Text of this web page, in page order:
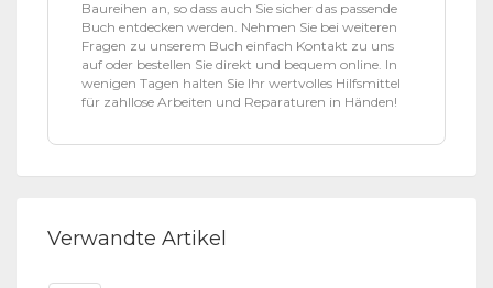
Baureihen an, so dass auch Sie sicher das passende
Buch entdecken werden. Nehmen Sie bei weiteren
Fragen zu unserem Buch einfach Kontakt zu uns
auf oder bestellen Sie direkt und bequem online. In
wenigen Tagen halten Sie Ihr wertvolles Hilfsmittel
für zahllose Arbeiten und Reparaturen in Händen!
Verwandte Artikel